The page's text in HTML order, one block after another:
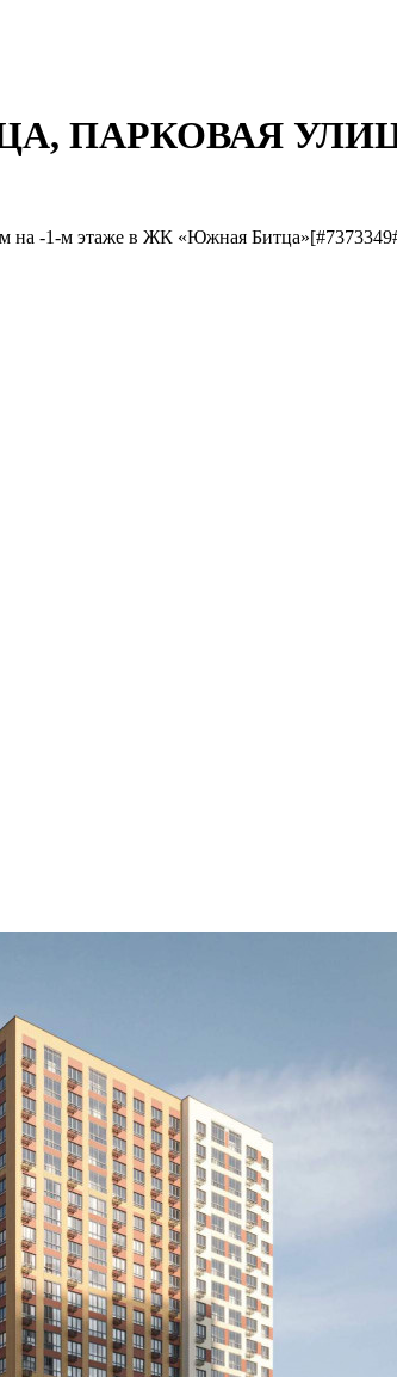
ПАРКОВАЯ
на -1-м этаже в ЖК «Южная